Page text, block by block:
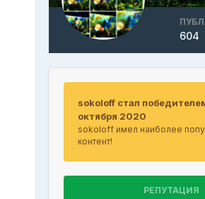
604
sokoloff стал
октября 2020
sokoloff имел наиболее
контент!
РЕПУТАЦИЯ